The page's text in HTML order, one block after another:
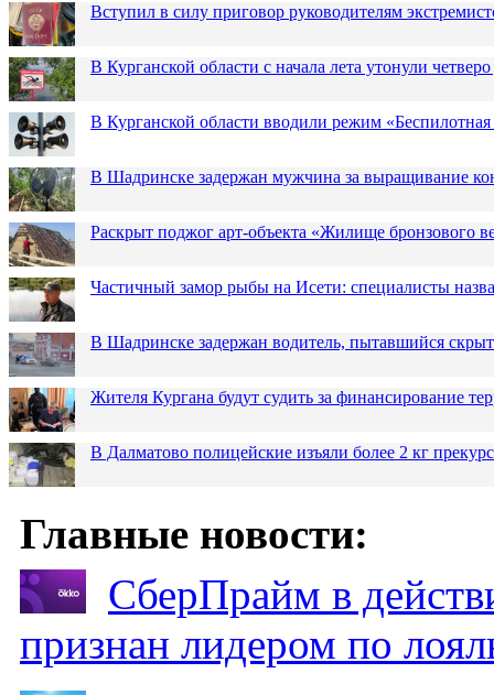
Вступил в силу приговор руководителям
В Курганской области с начала лета утонули четверо
В Курганской области вводили режим «Беспилотная
В Шадринске задержан мужчина за выращивание
Раскрыт поджог арт-объекта «Жилище бронзового
Частичный замор рыбы на Исети: специалисты
В Шадринске задержан водитель, пытавшийся
Жителя Кургана будут судить за финансирование
В Далматово полицейские изъяли более 2 кг
Главные новости:
СберПрайм в
признан лидером по